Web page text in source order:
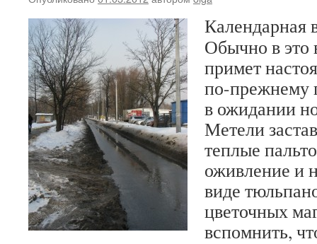
Календарная
Обычно в это
примет
по-прежнему
в ожидании
Метели
теплые
оживление и
виде
цветочных
вспомнить,